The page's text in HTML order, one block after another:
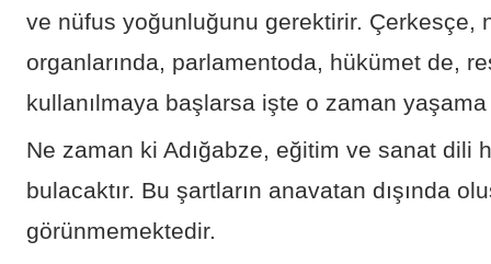
ve nüfus yoğunluğunu gerektirir. Çerkesçe,
organlarında, parlamentoda, hükümet de,
kullanılmaya başlarsa işte o zaman yaşama
Ne zaman ki Adığabze, eğitim ve sanat dili
bulacaktır. Bu şartların anavatan dışında
görünmemektedir.